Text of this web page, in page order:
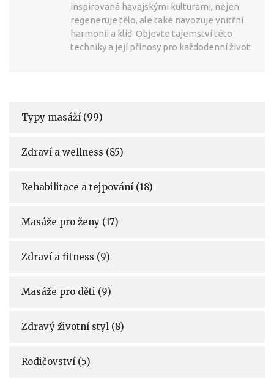
inspirovaná havajskými kulturami, nejen
regeneruje tělo, ale také navozuje vnitřní
harmonii a klid. Objevte tajemství této
techniky a její přínosy pro každodenní život.
Typy masáží (99)
Zdraví a wellness (85)
Rehabilitace a tejpování (18)
Masáže pro ženy (17)
Zdraví a fitness (9)
Masáže pro děti (9)
Zdravý životní styl (8)
Rodičovství (5)